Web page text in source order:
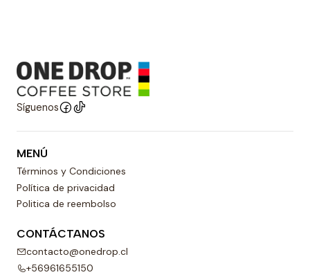
Síguenos
MENÚ
Términos y Condiciones
Política de privacidad
Politica de reembolso
CONTÁCTANOS
contacto@onedrop.cl
+56961655150